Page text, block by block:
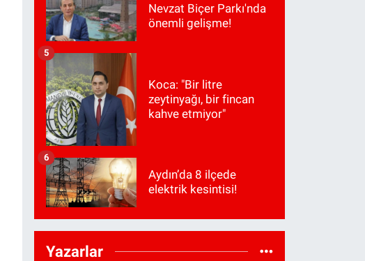
Nevzat Biçer Parkı'nda
önemli gelişme!
Koca: "Bir litre
zeytinyağı, bir fincan
kahve etmiyor"
5
Aydın’da 8 ilçede
elektrik kesintisi!
6
Yazarlar